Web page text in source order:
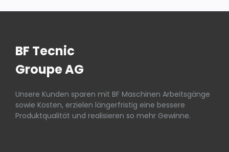
BF Tecnic
Groupe AG
Unsere Kunden sparen mit BF Maschinen Arbeitsgänge
sowie Kosten, erzielen längerfristig eine bessere
Produktqualität und realisieren so mehr Gewinne.